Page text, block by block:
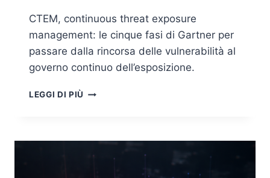
CTEM, continuous threat exposure
management: le cinque fasi di Gartner per
passare dalla rincorsa delle vulnerabilità al
governo continuo dell’esposizione.
LEGGI DI PIÙ CTEM:
VULNERABILITÀ
AL